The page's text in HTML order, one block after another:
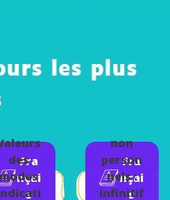
les plus
Fra
nçai
s
des
modes
Fra
nçai
s
non
person
nels :
infinitif